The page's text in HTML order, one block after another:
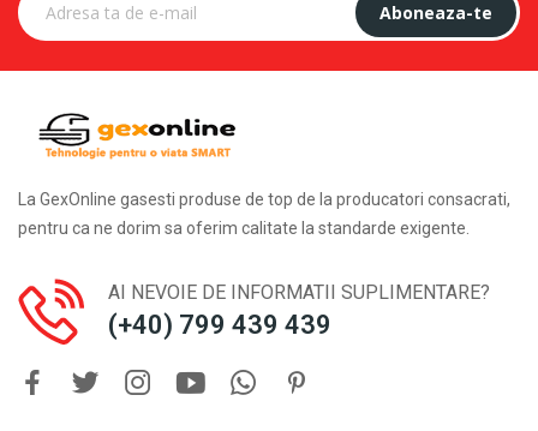
Aboneaza-te
La GexOnline gasesti produse de top de la producatori consacrati,
pentru ca ne dorim sa oferim calitate la standarde exigente.
AI NEVOIE DE INFORMATII SUPLIMENTARE?
(+40) 799 439 439